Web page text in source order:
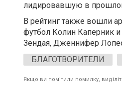
лидировавшую в
В рейтинг также вошли
футбол Колин Каперник
Зендая, Дженнифер
БЛАГОТВОРИТЕЛИ
Якщо ви помітили помилку,